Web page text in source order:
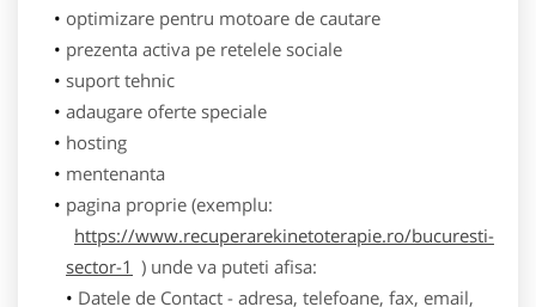
optimizare pentru motoare de cautare
prezenta activa pe retelele sociale
suport tehnic
adaugare oferte speciale
hosting
mentenanta
pagina proprie (exemplu:
https://www.recuperarekinetoterapie.ro/bucuresti-
sector-1 ) unde va puteti afisa:
Datele de Contact - adresa, telefoane, fax, email,